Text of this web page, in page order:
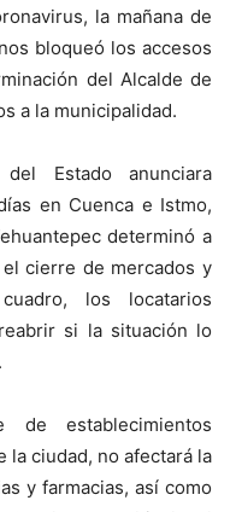
la mañana de
bloqueó los accesos
del Alcalde de
a la municipalidad.
Estado anunciara
en Cuenca e Istmo,
determinó a
cierre de mercados y
los locatarios
si la situación lo
establecimientos
la ciudad, no afectará la
y farmacias, así como